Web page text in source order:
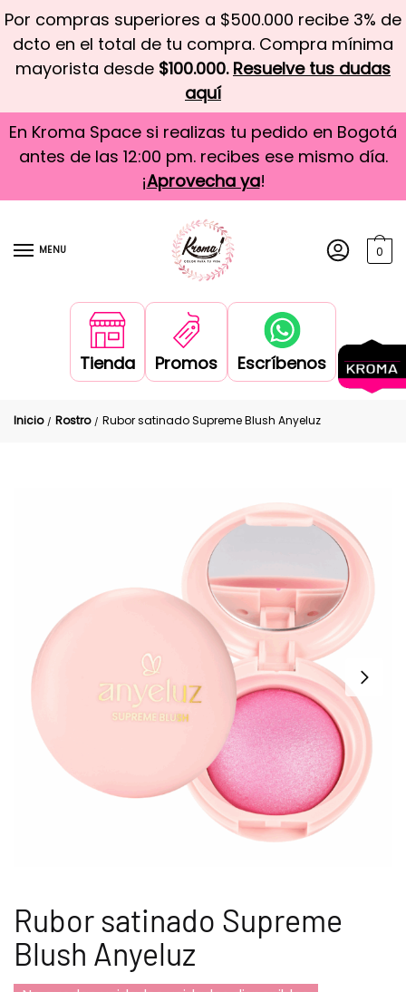
Por compras superiores a $500.000 recibe 3% de
dcto en el total de tu compra. Compra mínima
mayorista desde $100.000. Resuelve tus dudas
aquí
En Kroma Space si realizas tu pedido en Bogotá
antes de las 12:00 pm. recibes ese mismo día.
¡Aprovecha ya!
MENU 0
Tienda Promos Escríbenos
Inicio / Rostro / Rubor satinado Supreme Blush Anyeluz
Rubor satinado Supreme
Blush Anyeluz